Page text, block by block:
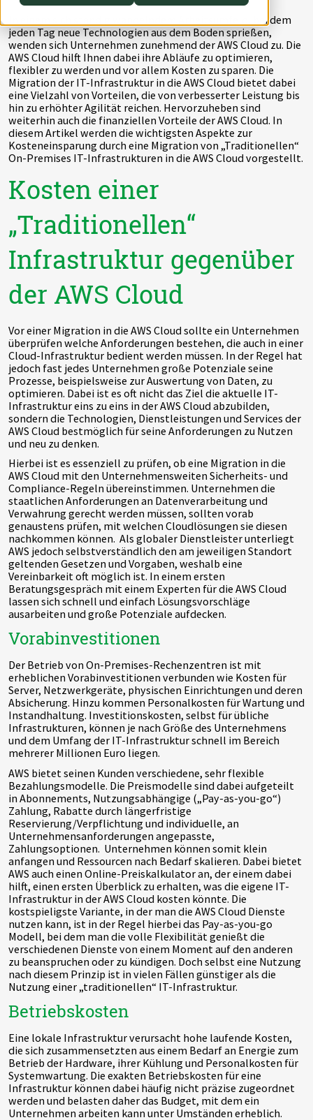
In einem sich ständig wandelndem Arbeitsumfeld, bei dem
jeden Tag neue Technologien aus dem Boden sprießen,
wenden sich Unternehmen zunehmend der AWS Cloud zu. Die
AWS Cloud hilft Ihnen dabei ihre Abläufe zu optimieren,
flexibler zu werden und vor allem Kosten zu sparen. Die
Migration der IT-Infrastruktur in die AWS Cloud bietet dabei
eine Vielzahl von Vorteilen, die von verbesserter Leistung bis
hin zu erhöhter Agilität reichen. Hervorzuheben sind
weiterhin auch die finanziellen Vorteile der AWS Cloud. In
diesem Artikel werden die wichtigsten Aspekte zur
Kosteneinsparung durch eine Migration von „Traditionellen“
On-Premises IT-Infrastrukturen in die AWS Cloud vorgestellt.
Kosten einer
„Traditionellen“
Infrastruktur gegenüber
der AWS Cloud
Vor einer Migration in die AWS Cloud sollte ein Unternehmen
überprüfen welche Anforderungen bestehen, die auch in einer
Cloud-Infrastruktur bedient werden müssen. In der Regel hat
jedoch fast jedes Unternehmen große Potenziale seine
Prozesse, beispielsweise zur Auswertung von Daten, zu
optimieren. Dabei ist es oft nicht das Ziel die aktuelle IT-
Infrastruktur eins zu eins in der AWS Cloud abzubilden,
sondern die Technologien, Dienstleistungen und Services der
AWS Cloud bestmöglich für seine Anforderungen zu Nutzen
und neu zu denken.
Hierbei ist es essenziell zu prüfen, ob eine Migration in die
AWS Cloud mit den Unternehmensweiten Sicherheits- und
Compliance-Regeln übereinstimmen. Unternehmen die
staatlichen Anforderungen an Datenverarbeitung und
Verwahrung gerecht werden müssen, sollten vorab
genaustens prüfen, mit welchen Cloudlösungen sie diesen
nachkommen können. Als globaler Dienstleister unterliegt
AWS jedoch selbstverständlich den am jeweiligen Standort
geltenden Gesetzen und Vorgaben, weshalb eine
Vereinbarkeit oft möglich ist. In einem ersten
Beratungsgespräch mit einem Experten für die AWS Cloud
lassen sich schnell und einfach Lösungsvorschläge
ausarbeiten und große Potenziale aufdecken.
Vorabinvestitionen
Der Betrieb von On-Premises-Rechenzentren ist mit
erheblichen Vorabinvestitionen verbunden wie Kosten für
Server, Netzwerkgeräte, physischen Einrichtungen und deren
Absicherung. Hinzu kommen Personalkosten für Wartung und
Instandhaltung. Investitionskosten, selbst für übliche
Infrastrukturen, können je nach Größe des Unternehmens
und dem Umfang der IT-Infrastruktur schnell im Bereich
mehrerer Millionen Euro liegen.
AWS bietet seinen Kunden verschiedene, sehr flexible
Bezahlungsmodelle. Die Preismodelle sind dabei aufgeteilt
in Abonnements, Nutzungsabhängige („Pay-as-you-go“)
Zahlung, Rabatte durch längerfristige
Reservierung/Verpflichtung und individuelle, an
Unternehmensanforderungen angepasste,
Zahlungsoptionen. Unternehmen können somit klein
anfangen und Ressourcen nach Bedarf skalieren. Dabei bietet
AWS auch einen Online-Preiskalkulator an, der einem dabei
hilft, einen ersten Überblick zu erhalten, was die eigene IT-
Infrastruktur in der AWS Cloud kosten könnte. Die
kostspieligste Variante, in der man die AWS Cloud Dienste
nutzen kann, ist in der Regel hierbei das Pay-as-you-go
Modell, bei dem man die volle Flexibilität genießt die
verschiedenen Dienste von einem Moment auf den anderen
zu beanspruchen oder zu kündigen. Doch selbst eine Nutzung
nach diesem Prinzip ist in vielen Fällen günstiger als die
Nutzung einer „traditionellen“ IT-Infrastruktur.
Betriebskosten
Eine lokale Infrastruktur verursacht hohe laufende Kosten,
die sich zusammensetzten aus einem Bedarf an Energie zum
Betrieb der Hardware, ihrer Kühlung und Personalkosten für
Systemwartung. Die exakten Betriebskosten für eine
Infrastruktur können dabei häufig nicht präzise zugeordnet
werden und belasten daher das Budget, mit dem ein
Unternehmen arbeiten kann unter Umständen erheblich.